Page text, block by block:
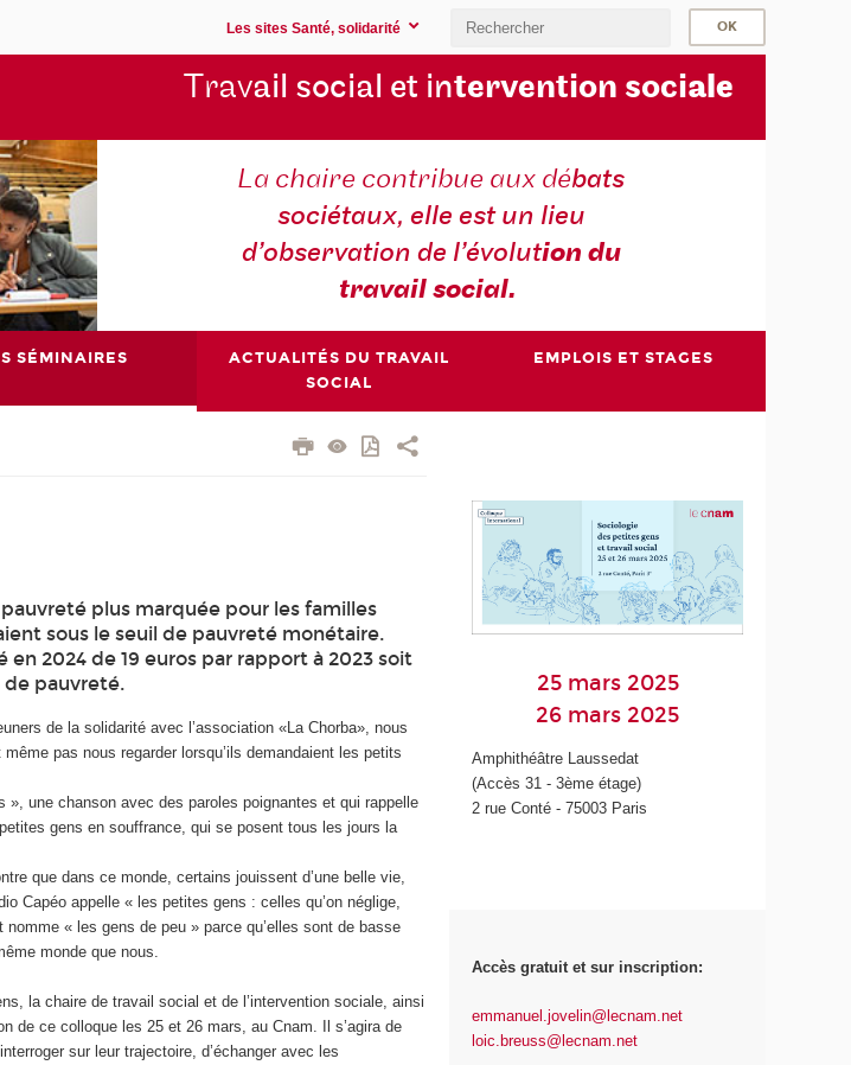
Les sites Santé, solidarité
Travail social et intervention sociale
La chaire contribue aux débats
sociétaux, elle est un lieu
d’observation de l’évolution du
travail social.
SÉMINAIRES
ACTUALITÉS DU TRAVAIL
SOCIAL
EMPLOIS ET STAGES
plus marquée pour les familles
sous le seuil de pauvreté monétaire.
2024 de 19 euros par rapport à 2023 soit
de pauvreté.
de la solidarité avec l’association «La Chorba», nous
pas nous regarder lorsqu’ils demandaient les petits
», une chanson avec des paroles poignantes et qui rappelle
gens en souffrance, qui se posent tous les jours la
que dans ce monde, certains jouissent d’une belle vie,
Capéo appelle « les petites gens : celles qu’on néglige,
« les gens de peu » parce qu’elles sont de basse
monde que nous.
la chaire de travail social et de l’intervention sociale, ainsi
de ce colloque les 25 et 26 mars, au Cnam. Il s’agira de
sur leur trajectoire, d’échanger avec les
25 mars 2025
26 mars 2025
Amphithéâtre Laussedat
(Accès 31 - 3ème étage)
2 rue Conté - 75003 Paris
Accès gratuit et sur inscription:
emmanuel.jovelin@lecnam.net
loic.breuss@lecnam.net